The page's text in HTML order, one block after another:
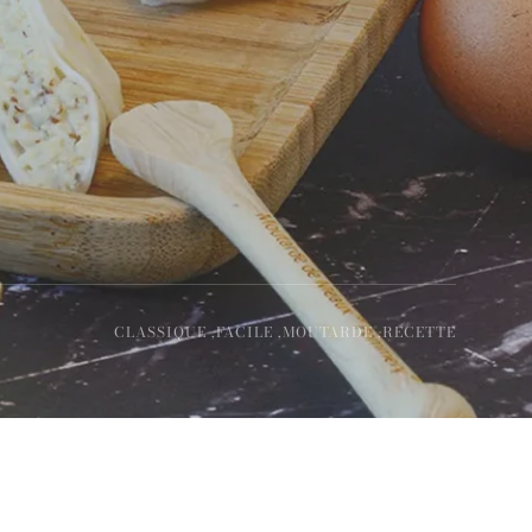
CLASSIQUE ,FACILE ,MOUTARDE ,RECETTE